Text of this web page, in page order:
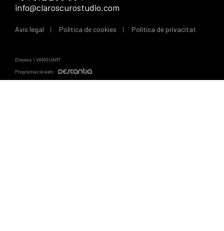
info@claroscurostudio.com
Avís legal Política de cookies Política de privacitat
Disseny \ VANGUART
Programació web: